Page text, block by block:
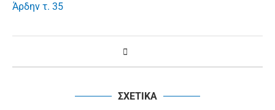
Άρδην τ. 35
ΣΧΕΤΙΚΑ